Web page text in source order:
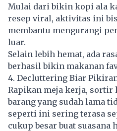
Mulai dari bikin kopi ala
resep viral, aktivitas ini
membantu mengurangi
luar.
Selain lebih hemat, ada
berhasil bikin makanan
4. Decluttering Biar
Rapikan meja kerja, sortir
barang yang sudah lama
seperti ini sering terasa
cukup besar buat suasana